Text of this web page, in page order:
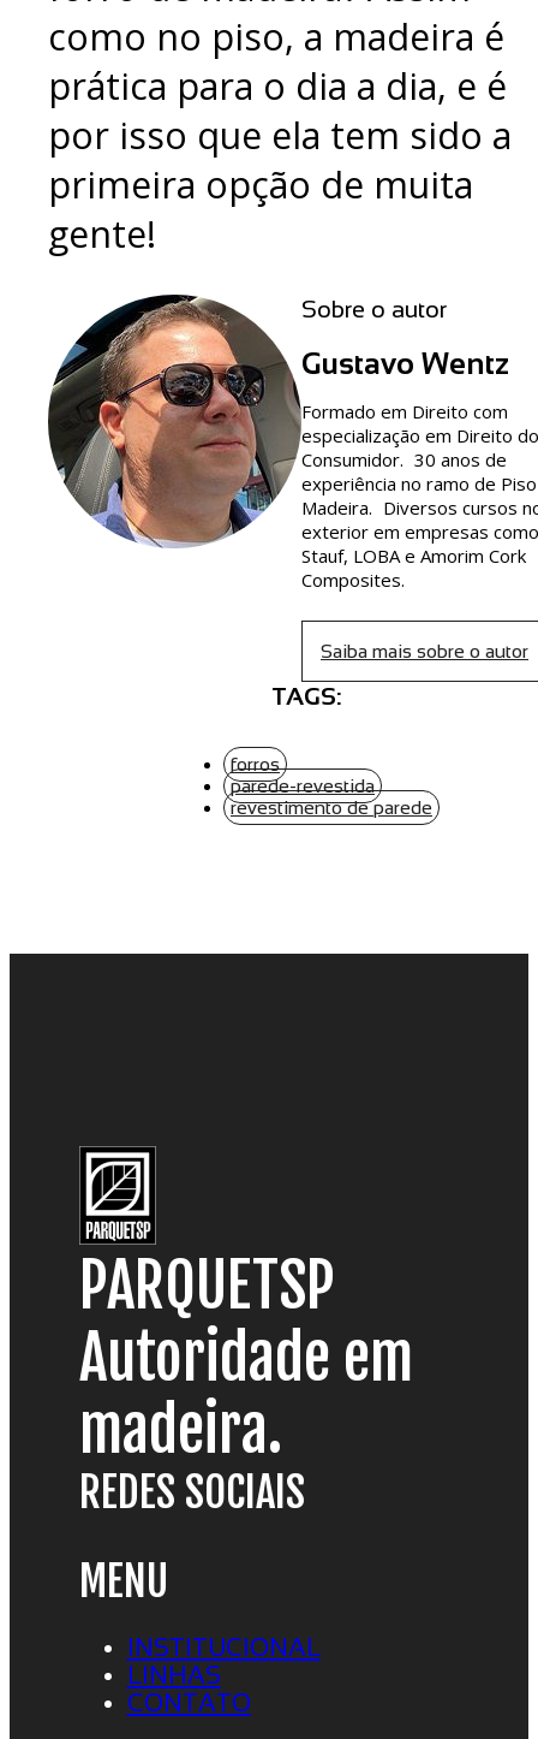
como no piso, a madeira é
prática para o dia a dia, e é
por isso que ela tem sido a
primeira opção de muita
gente!
Sobre o autor
Gustavo Wentz
Formado em Direito com
especialização em Direito do
Consumidor. 30 anos de
experiência no ramo de
Madeira. Diversos cursos
exterior em empresas como
Stauf, LOBA e Amorim Cork
Composites.
Saiba mais sobre o autor
TAGS:
forros
parede-revestida
revestimento de parede
PARQUETSP
Autoridade em
madeira.
REDES SOCIAIS
MENU
INSTITUCIONAL
LINHAS
CONTATO